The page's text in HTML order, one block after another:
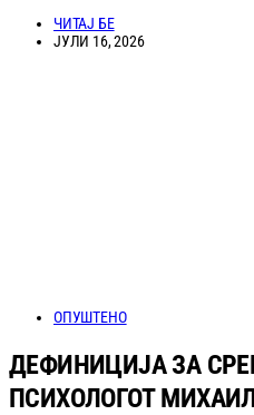
ЧИТАЈ БЕ
ЈУЛИ 16, 2026
ОПУШТЕНО
ДЕФИНИЦИЈА ЗА
ПСИХОЛОГОТ